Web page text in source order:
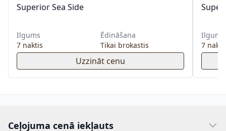
Superior Sea Side
Ilgums
7 naktis
Ēdināšana
Tikai brokastis
Uzzināt cenu
Ilgums
7
Ceļojuma cenā iekļauts